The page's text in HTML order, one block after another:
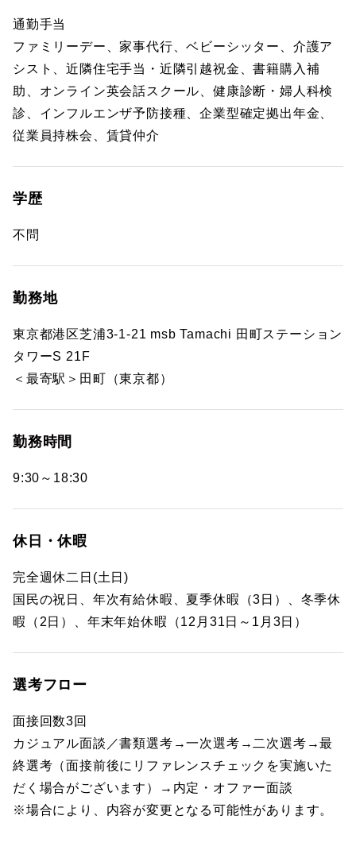
通勤手当
ファミリーデー、家事代行、ベビーシッター、介護ア
シスト、近隣住宅手当・近隣引越祝金、書籍購入補
助、オンライン英会話スクール、健康診断・婦人科検
診、インフルエンザ予防接種、企業型確定拠出年金、
従業員持株会、賃貸仲介
学歴
不問
勤務地
東京都港区芝浦3-1-21 msb Tamachi 田町ステーション
タワーS 21F
＜最寄駅＞田町（東京都）
勤務時間
9:30～18:30
休日・休暇
完全週休二日(土日)
国民の祝日、年次有給休暇、夏季休暇（3日）、冬季休
暇（2日）、年末年始休暇（12月31日～1月3日）
選考フロー
面接回数3回
カジュアル面談／書類選考→一次選考→二次選考→最
終選考（面接前後にリファレンスチェックを実施いた
だく場合がございます）→内定・オファー面談
※場合により、内容が変更となる可能性があります。